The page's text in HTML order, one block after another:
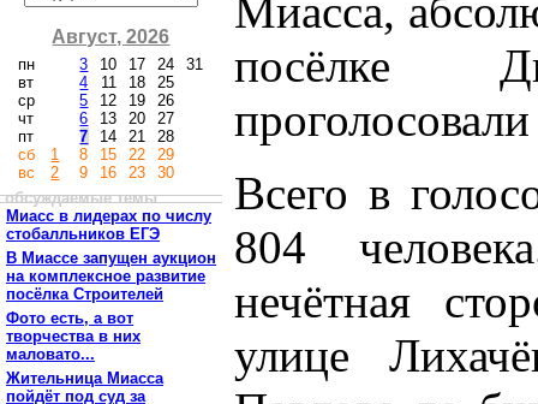
Август, 2026
пн
вт
ср
чт
пт
сб
вс
1
2
3
4
5
6
7
8
9
10
11
12
13
14
15
16
17
18
19
20
21
22
23
24
25
26
27
28
29
30
31
обсуждаемые темы
Миасс в лидерах по числу
стобалльников ЕГЭ
В Миассе запущен аукцион
на комплексное развитие
посёлка Строителей
Фото есть, а вот
творчества в них
маловато...
Жительница Миасса
пойдёт под суд за
Миасса,
посёлке
Всего в
804
нечётная
улице